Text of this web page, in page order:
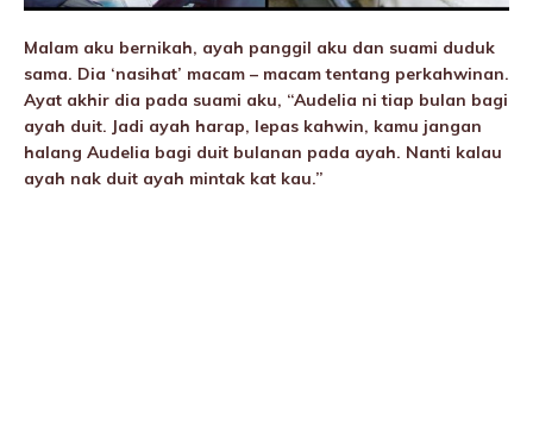
Malam aku bernikah, ayah panggil aku dan suami duduk
sama. Dia ‘nasihat’ macam – macam tentang perkahwinan.
Ayat akhir dia pada suami aku, “Audelia ni tiap bulan bagi
ayah duit. Jadi ayah harap, lepas kahwin, kamu jangan
halang Audelia bagi duit bulanan pada ayah. Nanti kalau
ayah nak duit ayah mintak kat kau.”